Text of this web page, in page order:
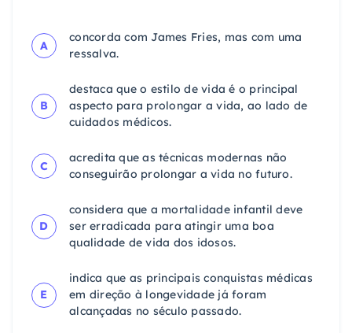
A
concorda com James Fries, mas com uma
ressalva.
B
destaca que o estilo de vida é o principal
aspecto para prolongar a vida, ao lado de
cuidados médicos.
C
acredita que as técnicas modernas não
conseguirão prolongar a vida no futuro.
D
considera que a mortalidade infantil deve
ser erradicada para atingir uma boa
qualidade de vida dos idosos.
E
indica que as principais conquistas médicas
em direção à longevidade já foram
alcançadas no século passado.